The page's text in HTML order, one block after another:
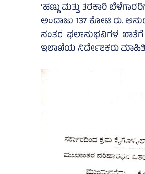
‘ಹಣ್ಣು ಮತ್ತು ತರಕಾರಿ
ಅಂದಾಜು 137 ಕೋಟಿ ರು.
ನಂತರ ಫಲಾನುಭವಿಗಳ ಖಾತೆಗೆ
ಇಲಾಖೆಯ ನಿರ್ದೇಶಕರು ಮಾಹಿತಿ